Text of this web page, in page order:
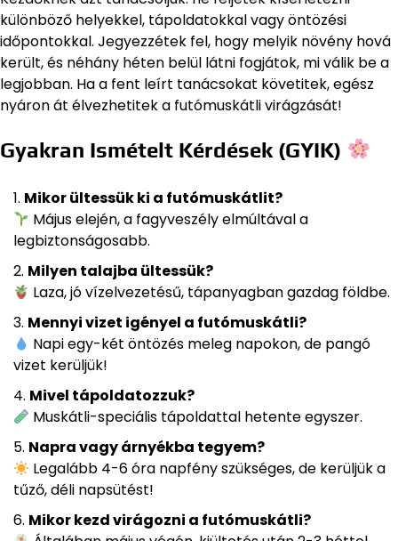
különböző helyekkel, tápoldatokkal vagy öntözési
időpontokkal. Jegyezzétek fel, hogy melyik növény hová
került, és néhány héten belül látni fogjátok, mi válik be a
legjobban. Ha a fent leírt tanácsokat követitek, egész
nyáron át élvezhetitek a futómuskátli virágzását!
Gyakran Ismételt Kérdések (GYIK)
Mikor ültessük ki a futómuskátlit?
Május elején, a fagyveszély elmúltával a
legbiztonságosabb.
Milyen talajba ültessük?
Laza, jó vízelvezetésű, tápanyagban gazdag földbe.
Mennyi vizet igényel a futómuskátli?
Napi egy-két öntözés meleg napokon, de pangó
vizet kerüljük!
Mivel tápoldatozzuk?
Muskátli-speciális tápoldattal hetente egyszer.
Napra vagy árnyékba tegyem?
Legalább 4-6 óra napfény szükséges, de kerüljük a
tűző, déli napsütést!
Mikor kezd virágozni a futómuskátli?